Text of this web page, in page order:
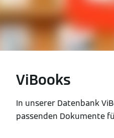
ViBooks
In unserer Datenbank
passenden Dokumente